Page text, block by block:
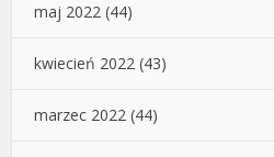
maj 2022 (44)
kwiecień 2022 (43)
marzec 2022 (44)